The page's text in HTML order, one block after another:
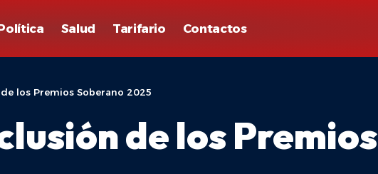
Salud Tarifario Contactos
los Premios Soberano 2025
de los Premios